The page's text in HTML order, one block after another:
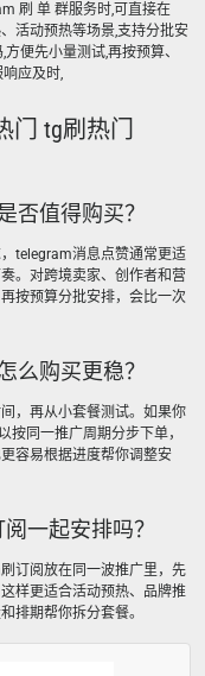
刷 单 群服务时,可直接在
活动预热等场景,支持分批安
便先小量测试,再按预算、
应及时,
门 tg刷热门
否值得购买？
telegram消息点赞通常更适
。对跨境卖家、创作者和营
按预算分批安排，会比一次
么购买更稳？
，再从小套餐测试。如果你
同一推广周期分步下单，
容易根据进度帮你调整安
一起安排吗？
订阅放在同一波推广里，先
样更适合活动预热、品牌推
排期帮你拆分套餐。